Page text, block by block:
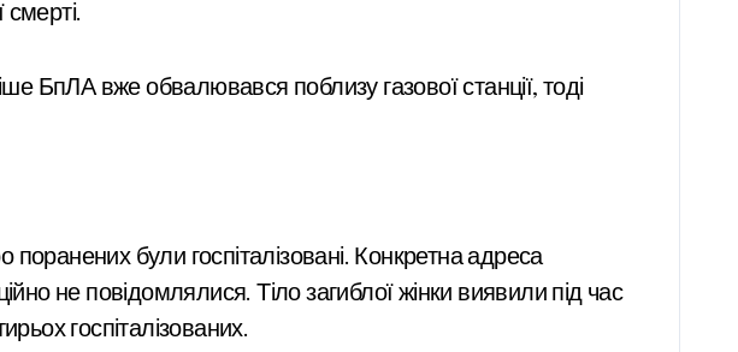
смерті.
БпЛА вже обвалювався поблизу газової станції, тоді
були госпіталізовані. Конкретна адреса
не повідомлялися. Тіло загиблої жінки виявили під час
госпіталізованих.